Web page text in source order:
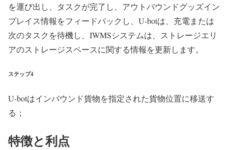
を運び出し、タスクが完了し、アウトバウンドグッズイン
プレイス情報をフィードバックし、U-botは、充電または
次のタスクを待機し、IWMSシステムは、ストレージエリ
アのストレージスペースに関する情報を更新します。
ステップ4
U-botはインバウンド貨物を指定された貨物位置に移送す
る；
特徴と利点